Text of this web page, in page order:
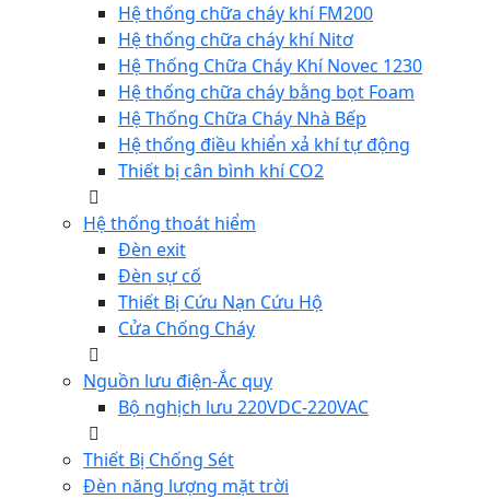
Hệ thống chữa cháy khí FM200
Hệ thống chữa cháy khí Nitơ
Hệ Thống Chữa Cháy Khí Novec 1230
Hệ thống chữa cháy bằng bọt Foam
Hệ Thống Chữa Cháy Nhà Bếp
Hệ thống điều khiển xả khí tự động
Thiết bị cân bình khí CO2
Hệ thống thoát hiểm
Đèn exit
Đèn sự cố
Thiết Bị Cứu Nạn Cứu Hộ
Cửa Chống Cháy
Nguồn lưu điện-Ắc quy
Bộ nghịch lưu 220VDC-220VAC
Thiết Bị Chống Sét
Đèn năng lượng mặt trời